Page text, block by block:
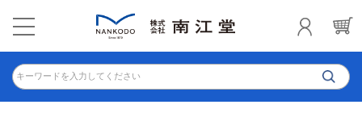
キーワードを入力してください